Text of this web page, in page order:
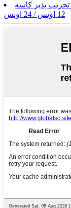
پذیر کاسه
12 اونس / 24 اونس